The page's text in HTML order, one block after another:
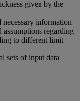
given by the
information
regarding
to different limit
sets of input data